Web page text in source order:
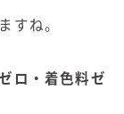
すね。
ロ・着色料ゼ